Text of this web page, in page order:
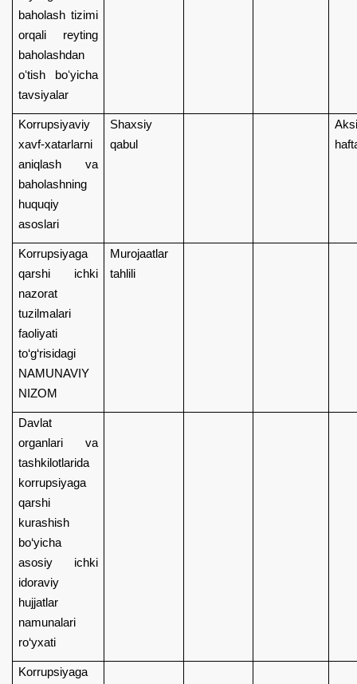
baholash tizimi
orqali reyting
baholashdan
oʻtish boʻyicha
tavsiyalar
Korrupsiyaviy
xavf-xatarlarni
aniqlash va
baholashning
huquqiy
asoslari
Shaxsiy
qabul
Korrupsiyaga
qarshi ichki
nazorat
tuzilmalari
faoliyati
to‘g‘risidagi
NAMUNAVIY
NIZOM
Murojaatlar
tahlili
Davlat
organlari va
tashkilotlarida
korrupsiyaga
qarshi
kurashish
bo‘yicha
asosiy ichki
idoraviy
hujjatlar
namunalari
ro‘yxati
Korrupsiyaga